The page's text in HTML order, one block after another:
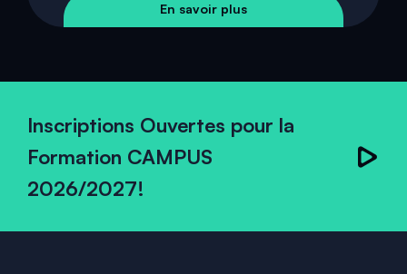
En savoir plus
Inscriptions Ouvertes pour la
Formation CAMPUS
2026/2027!